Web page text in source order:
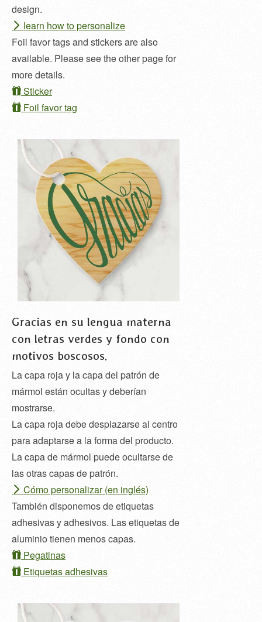
design.
learn how to personalize
Foil favor tags and stickers are also
available. Please see the other page for
more details.
Sticker
Foil favor tag
Gracias en su lengua materna
con letras verdes y fondo con
motivos boscosos.
La capa roja y la capa del patrón de
mármol están ocultas y deberían
mostrarse.
La capa roja debe desplazarse al centro
para adaptarse a la forma del producto.
La capa de mármol puede ocultarse de
las otras capas de patrón.
Cómo personalizar (en inglés)
También disponemos de etiquetas
adhesivas y adhesivos. Las etiquetas de
aluminio tienen menos capas.
Pegatinas
Etiquetas adhesivas